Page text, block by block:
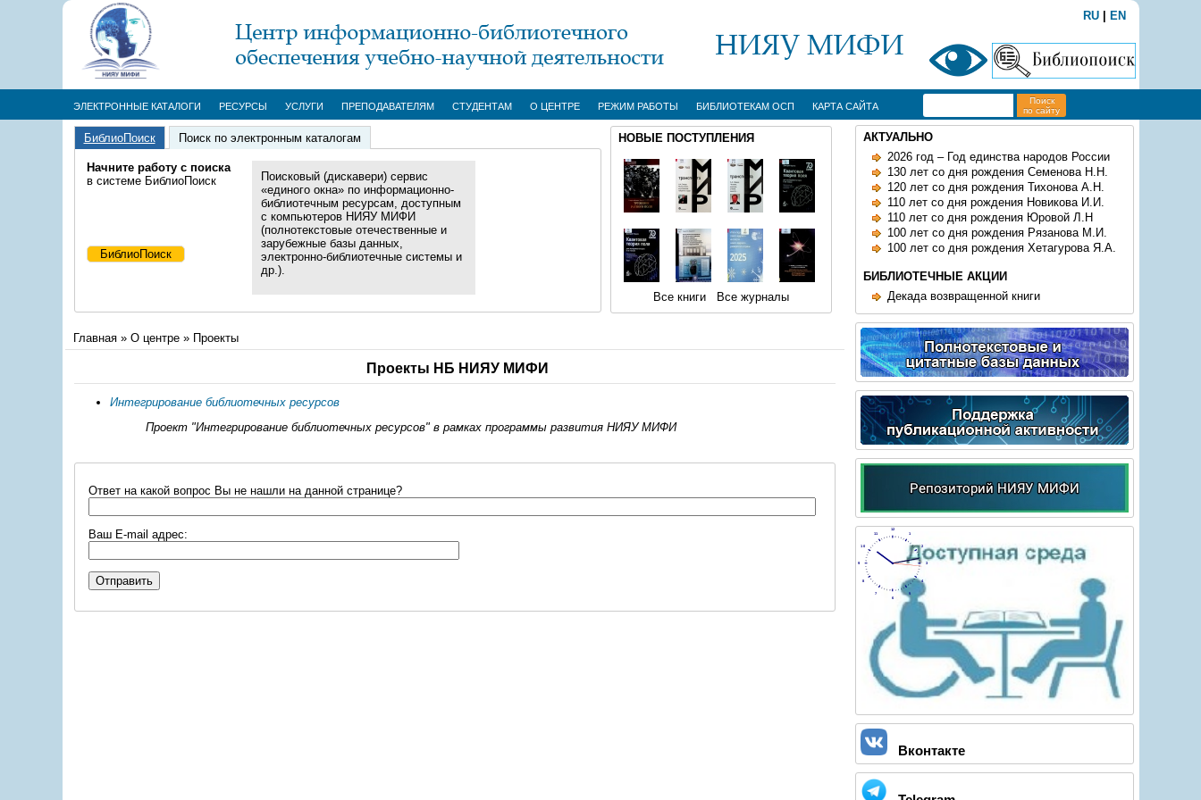
RU| EN
ЭЛЕКТРОННЫЕ КАТАЛОГИ РЕСУРСЫ УСЛУГИ ПРЕПОДАВАТЕЛЯМ СТУДЕНТАМ О ЦЕНТРЕ РЕЖИМ РАБОТЫ БИБЛИОТЕКАМ ОСП КАРТА САЙТА
Поиск
по сайту
БиблиоПоиск Поиск по электронным каталогам
Начните работу с поиска
в системе БиблиоПоиск
Поисковый (дискавери) сервис
«единого окна» по информационно-
библиотечным ресурсам, доступным
с компьютеров НИЯУ МИФИ
(полнотекстовые отечественные и
зарубежные базы данных,
электронно-библиотечные системы и
др.).
НОВЫЕ ПОСТУПЛЕНИЯ
Все книги Все журналы
Главная» О центре» Проекты
Проекты НБ НИЯУ МИФИ
Интегрирование библиотечных ресурсов
Проект "Интегрирование библиотечных ресурсов" в рамках программы развития НИЯУ МИФИ
Ответ на какой вопрос Вы не нашли на данной странице?
Ваш E-mail адрес:
АКТУАЛЬНО
2026 год – Год единства народов России
130 лет со дня рождения Семенова Н.Н.
120 лет со дня рождения Тихонова А.Н.
110 лет со дня рождения Новикова И.И.
110 лет со дня рождения Юровой Л.Н
100 лет со дня рождения Рязанова М.И.
100 лет со дня рождения Хетагурова Я.А.
БИБЛИОТЕЧНЫЕ АКЦИИ
Декада возвращенной книги
1
2
3
4
5
6
7
8
9
10
11
12
Вконтакте